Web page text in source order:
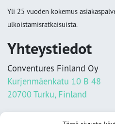
Yli 25 vuoden kokemus
ulkoistamisratkaisuista.
Yhteystiedot
Conventures Finland Oy
Kurjenmäenkatu 10 B 48
20700 Turku, Finland